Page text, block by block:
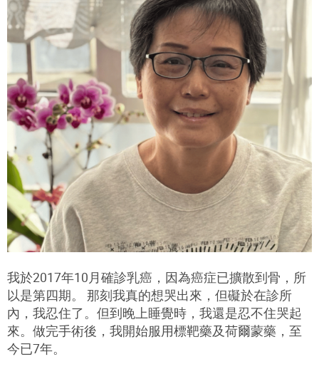
我於2017年10月確診乳癌，因為癌症已擴散到骨，所
以是第四期。 那刻我真的想哭出來，但礙於在診所
內，我忍住了。但到晚上睡覺時，我還是忍不住哭起
來。做完手術後，我開始服用標靶藥及荷爾蒙藥，至
今已7年。